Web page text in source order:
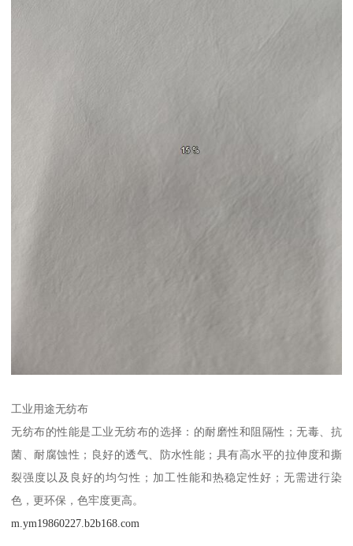
工业用途无纺布
无纺布的性能是工业无纺布的选择：的耐磨性和阻隔性；无毒、抗
菌、耐腐蚀性；良好的透气、防水性能；具有高水平的拉伸度和撕
裂强度以及良好的均匀性；加工性能和热稳定性好；无需进行染
色，更环保，色牢度更高。
m.ym19860227.b2b168.com